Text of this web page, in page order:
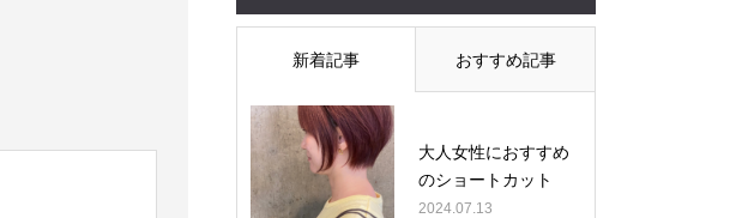
新着記事 おすすめ記事
大人女性におすすめ
のショートカット
2024.07.13